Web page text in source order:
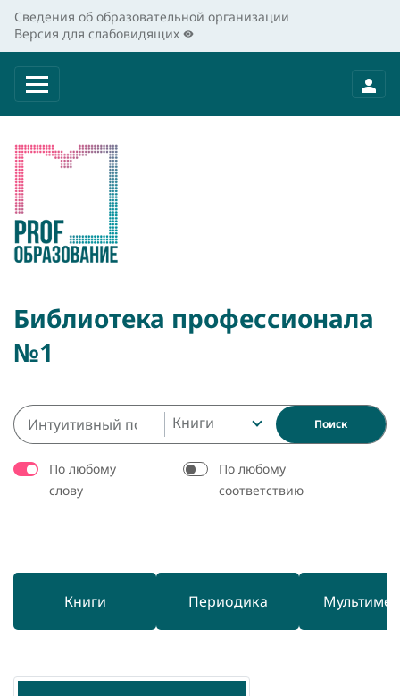
Сведения об образовательной организации
Версия для слабовидящих
Библиотека профессионала
№1
Книги Поиск
По любому
слову
По любому
соответствию
Книги Периодика